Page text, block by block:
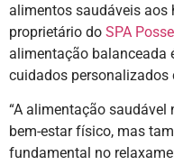
alimentos saudáveis aos
proprietário do SPA
alimentação balanceada
cuidados
“A alimentação
bem-estar físico, mas
fundamental no